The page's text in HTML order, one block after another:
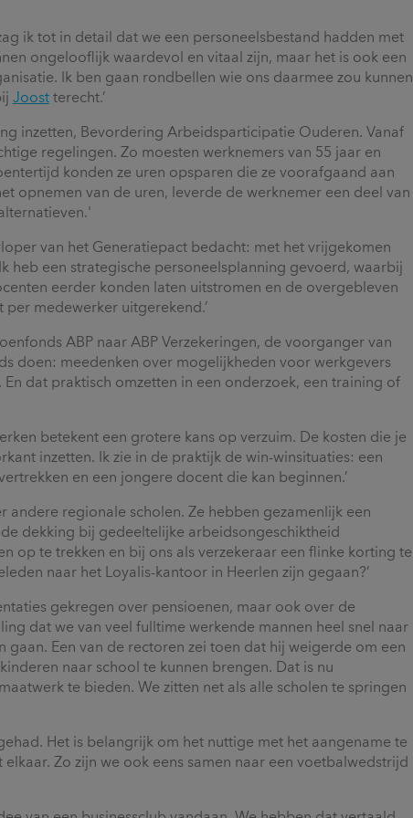
ik tot in detail dat we een personeelsbestand hadden met
ongelooflijk waardevol en vitaal zijn, maar het is ook een
Ik ben gaan rondbellen wie ons daarmee zou kunnen
Joostterecht.’
inzetten, Bevordering Arbeidsparticipatie Ouderen. Vanaf
regelingen. Zo moesten werknemers van 55 jaar en
konden ze uren opsparen die ze voorafgaand aan
opnemen van de uren, leverde de werknemer een deel van
van het Generatiepact bedacht: met het vrijgekomen
heb een strategische personeelsplanning gevoerd, waarbij
eerder konden laten uitstromen en de overgebleven
medewerker uitgerekend.’
ABP naar ABP Verzekeringen, de voorganger van
doen: meedenken over mogelijkheden voor werkgevers
dat praktisch omzetten in een onderzoek, een training of
betekent een grotere kans op verzuim. De kosten die je
inzetten. Ik zie in de praktijk de win-winsituaties: een
en een jongere docent die kan beginnen.’
andere regionale scholen. Ze hebben gezamenlijk een
dekking bij gedeeltelijke arbeidsongeschiktheid
op te trekken en bij ons als verzekeraar een flinke korting te
naar het Loyalis-kantoor in Heerlen zijn gegaan?’
gekregen over pensioenen, maar ook over de
dat we van veel fulltime werkende mannen heel snel naar
Een van de rectoren zei toen dat hij weigerde om een
naar school te kunnen brengen. Dat is nu
te bieden. We zitten net als alle scholen te springen
Het is belangrijk om het nuttige met het aangename te
Zo zijn we ook eens samen naar een voetbalwedstrijd